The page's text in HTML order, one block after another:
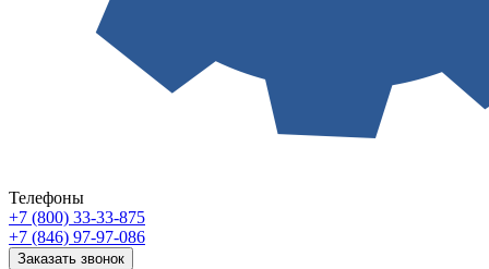
Телефоны
+7 (800) 33-33-875
+7 (846) 97-97-086
Заказать звонок